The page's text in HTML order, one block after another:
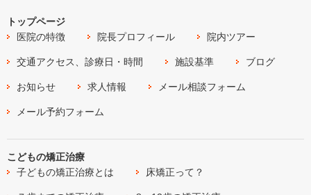
トップページ
医院の特徴
院長プロフィール 院内ツアー
交通アクセス、診療日・時間 施設基準 ブログ
お知らせ 求人情報 メール相談フォーム
メール予約フォーム
こどもの矯正治療
子どもの矯正治療とは
床矯正って？